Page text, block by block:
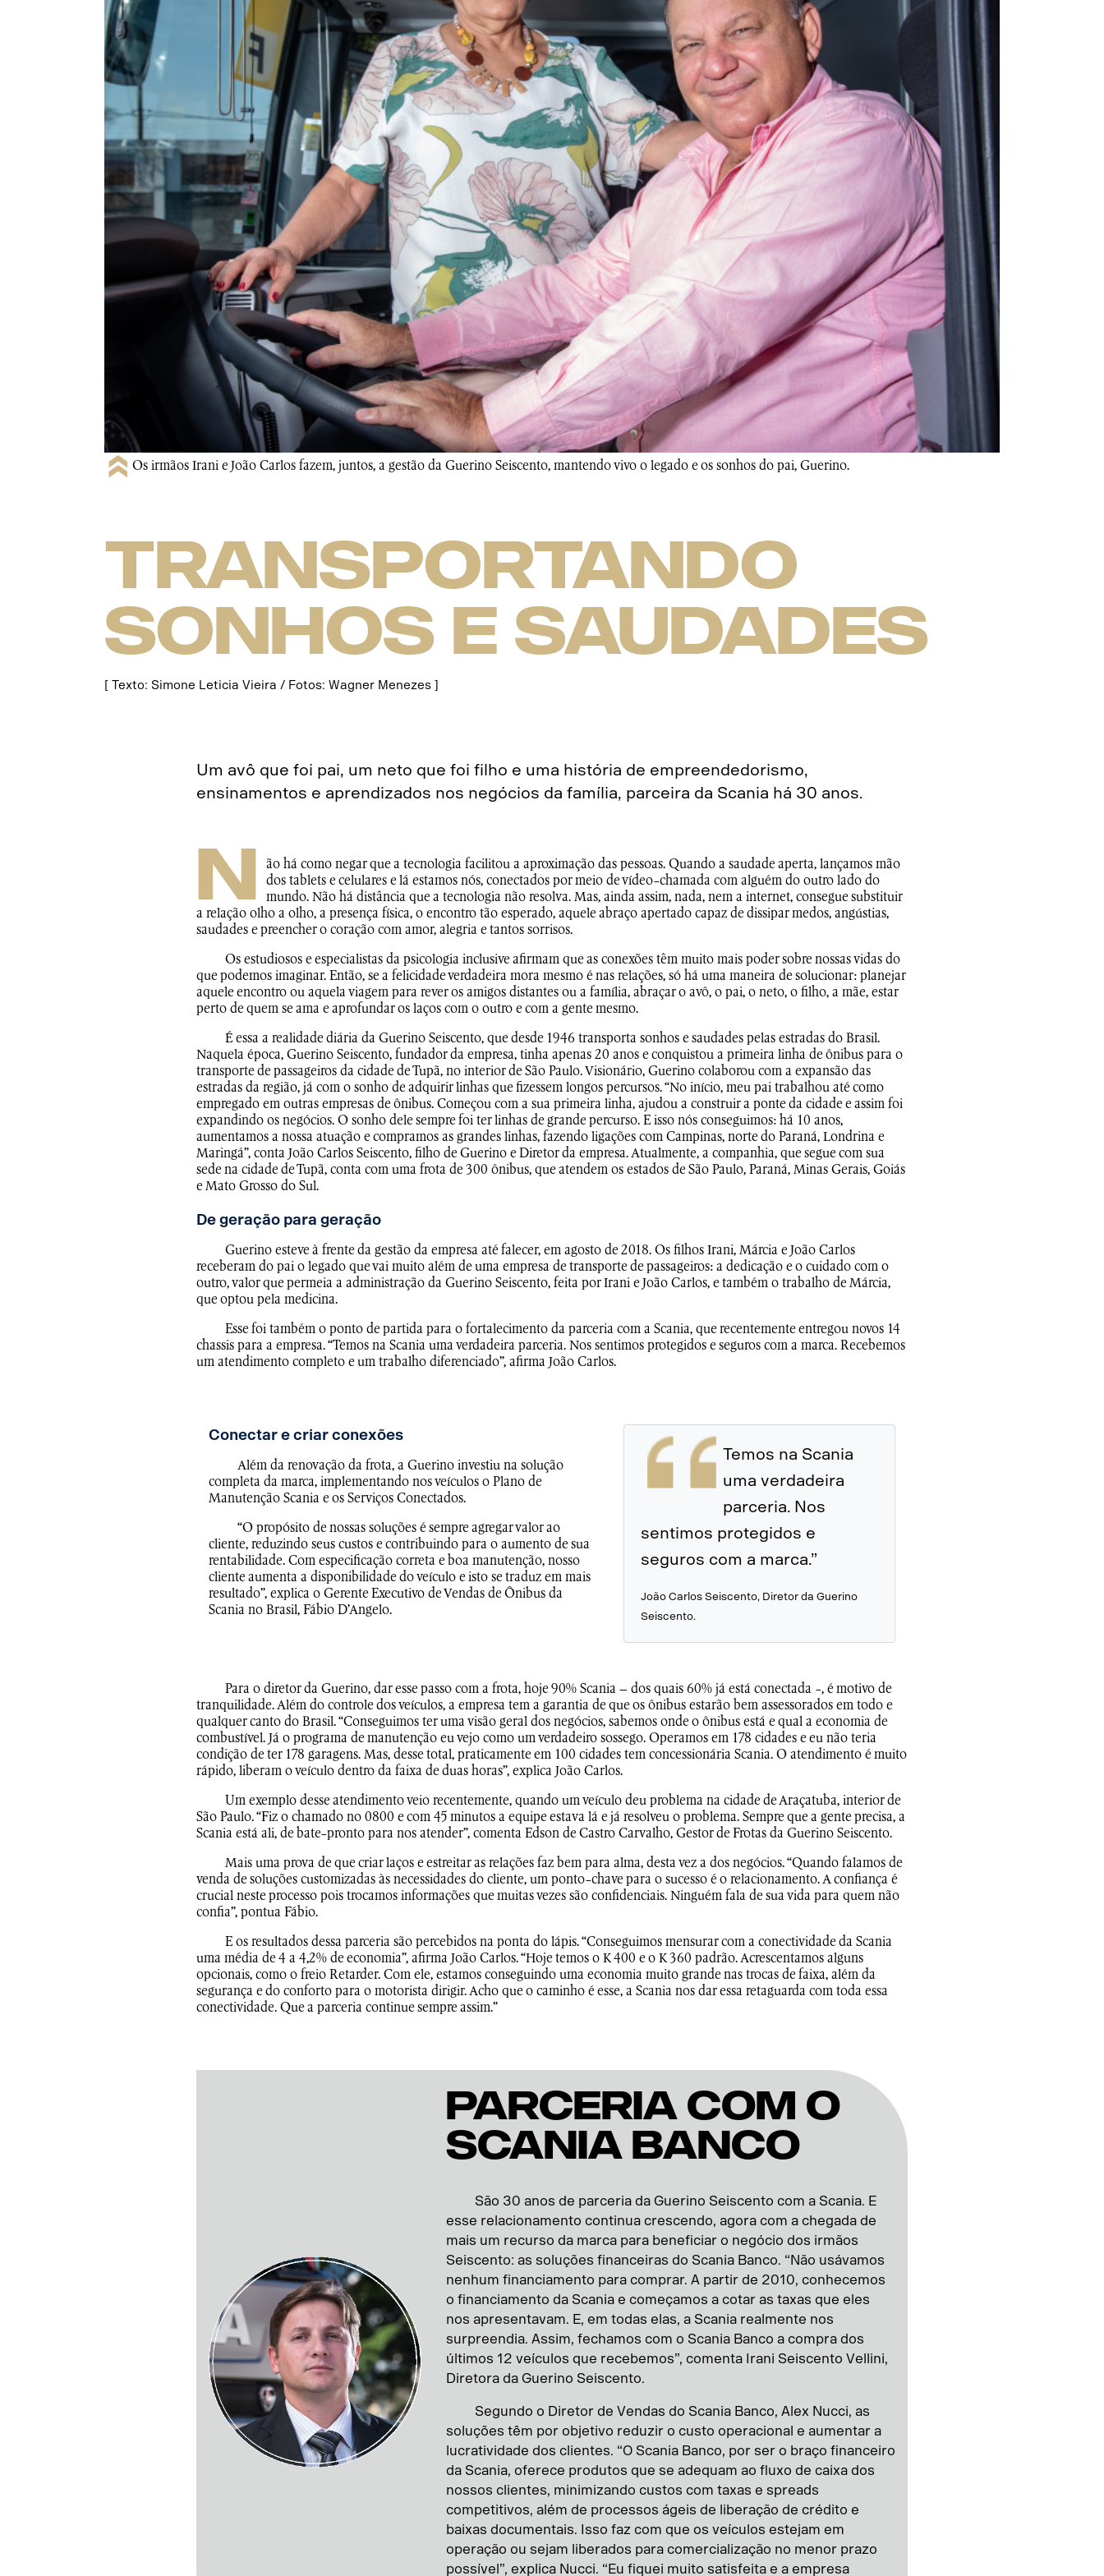
Os irmãos Irani e João Carlos fazem, juntos, a gestão da Guerino Seiscento, mantendo vivo o legado e os sonhos do pai, Guerino.
Transportando
sonhos e saudades
[ Texto: Simone Leticia Vieira / Fotos: Wagner Menezes ]
Um avô que foi pai, um neto que foi filho e uma história de empreendedorismo,
ensinamentos e aprendizados nos negócios da família, parceira da Scania há 30 anos.
N
ão há como negar que a tecnologia facilitou a aproximação das pessoas. Quando a saudade aperta, lançamos mão
dos tablets e celulares e lá estamos nós, conectados por meio de vídeo-chamada com alguém do outro lado do
mundo. Não há distância que a tecnologia não resolva. Mas, ainda assim, nada, nem a internet, consegue substituir
a relação olho a olho, a presença física, o encontro tão esperado, aquele abraço apertado capaz de dissipar medos, angústias,
saudades e preencher o coração com amor, alegria e tantos sorrisos.
Os estudiosos e especialistas da psicologia inclusive afirmam que as conexões têm muito mais poder sobre nossas vidas do
que podemos imaginar. Então, se a felicidade verdadeira mora mesmo é nas relações, só há uma maneira de solucionar: planejar
aquele encontro ou aquela viagem para rever os amigos distantes ou a família, abraçar o avô, o pai, o neto, o filho, a mãe, estar
perto de quem se ama e aprofundar os laços com o outro e com a gente mesmo.
É essa a realidade diária da Guerino Seiscento, que desde 1946 transporta sonhos e saudades pelas estradas do Brasil.
Naquela época, Guerino Seiscento, fundador da empresa, tinha apenas 20 anos e conquistou a primeira linha de ônibus para o
transporte de passageiros da cidade de Tupã, no interior de São Paulo. Visionário, Guerino colaborou com a expansão das
estradas da região, já com o sonho de adquirir linhas que fizessem longos percursos. “No início, meu pai trabalhou até como
empregado em outras empresas de ônibus. Começou com a sua primeira linha, ajudou a construir a ponte da cidade e assim foi
expandindo os negócios. O sonho dele sempre foi ter linhas de grande percurso. E isso nós conseguimos: há 10 anos,
aumentamos a nossa atuação e compramos as grandes linhas, fazendo ligações com Campinas, norte do Paraná, Londrina e
Maringá”, conta João Carlos Seiscento, filho de Guerino e Diretor da empresa. Atualmente, a companhia, que segue com sua
sede na cidade de Tupã, conta com uma frota de 300 ônibus, que atendem os estados de São Paulo, Paraná, Minas Gerais, Goiás
e Mato Grosso do Sul.
De geração para geração
Guerino esteve à frente da gestão da empresa até falecer, em agosto de 2018. Os filhos Irani, Márcia e João Carlos
receberam do pai o legado que vai muito além de uma empresa de transporte de passageiros: a dedicação e o cuidado com o
outro, valor que permeia a administração da Guerino Seiscento, feita por Irani e João Carlos, e também o trabalho de Márcia,
que optou pela medicina.
Esse foi também o ponto de partida para o fortalecimento da parceria com a Scania, que recentemente entregou novos 14
chassis para a empresa. “Temos na Scania uma verdadeira parceria. Nos sentimos protegidos e seguros com a marca. Recebemos
um atendimento completo e um trabalho diferenciado”, afirma João Carlos.
Conectar e criar conexões
Além da renovação da frota, a Guerino investiu na solução
completa da marca, implementando nos veículos o Plano de
Manutenção Scania e os Serviços Conectados.
“O propósito de nossas soluções é sempre agregar valor ao
cliente, reduzindo seus custos e contribuindo para o aumento de sua
rentabilidade. Com especificação correta e boa manutenção, nosso
cliente aumenta a disponibilidade do veículo e isto se traduz em mais
resultado”, explica o Gerente Executivo de Vendas de Ônibus da
Scania no Brasil, Fábio D’Angelo.
Temos na Scania
uma verdadeira
parceria. Nos
sentimos protegidos e
seguros com a marca.”
João Carlos Seiscento, Diretor da Guerino
Seiscento.
Para o diretor da Guerino, dar esse passo com a frota, hoje 90% Scania – dos quais 60% já está conectada -, é motivo de
tranquilidade. Além do controle dos veículos, a empresa tem a garantia de que os ônibus estarão bem assessorados em todo e
qualquer canto do Brasil. “Conseguimos ter uma visão geral dos negócios, sabemos onde o ônibus está e qual a economia de
combustível. Já o programa de manutenção eu vejo como um verdadeiro sossego. Operamos em 178 cidades e eu não teria
condição de ter 178 garagens. Mas, desse total, praticamente em 100 cidades tem concessionária Scania. O atendimento é muito
rápido, liberam o veículo dentro da faixa de duas horas”, explica João Carlos.
Um exemplo desse atendimento veio recentemente, quando um veículo deu problema na cidade de Araçatuba, interior de
São Paulo. “Fiz o chamado no 0800 e com 45 minutos a equipe estava lá e já resolveu o problema. Sempre que a gente precisa, a
Scania está ali, de bate-pronto para nos atender”, comenta Edson de Castro Carvalho, Gestor de Frotas da Guerino Seiscento.
Mais uma prova de que criar laços e estreitar as relações faz bem para alma, desta vez a dos negócios. “Quando falamos de
venda de soluções customizadas às necessidades do cliente, um ponto-chave para o sucesso é o relacionamento. A confiança é
crucial neste processo pois trocamos informações que muitas vezes são confidenciais. Ninguém fala de sua vida para quem não
confia”, pontua Fábio.
E os resultados dessa parceria são percebidos na ponta do lápis. “Conseguimos mensurar com a conectividade da Scania
uma média de 4 a 4,2% de economia”, afirma João Carlos. “Hoje temos o K 400 e o K 360 padrão. Acrescentamos alguns
opcionais, como o freio Retarder. Com ele, estamos conseguindo uma economia muito grande nas trocas de faixa, além da
segurança e do conforto para o motorista dirigir. Acho que o caminho é esse, a Scania nos dar essa retaguarda com toda essa
conectividade. Que a parceria continue sempre assim.”
Parceria com o
Scania Banco
São 30 anos de parceria da Guerino Seiscento com a Scania. E
esse relacionamento continua crescendo, agora com a chegada de
mais um recurso da marca para beneficiar o negócio dos irmãos
Seiscento: as soluções financeiras do Scania Banco. “Não usávamos
nenhum financiamento para comprar. A partir de 2010, conhecemos
o financiamento da Scania e começamos a cotar as taxas que eles
nos apresentavam. E, em todas elas, a Scania realmente nos
surpreendia. Assim, fechamos com o Scania Banco a compra dos
últimos 12 veículos que recebemos”, comenta Irani Seiscento Vellini,
Diretora da Guerino Seiscento.
Segundo o Diretor de Vendas do Scania Banco, Alex Nucci, as
soluções têm por objetivo reduzir o custo operacional e aumentar a
lucratividade dos clientes. “O Scania Banco, por ser o braço financeiro
da Scania, oferece produtos que se adequam ao fluxo de caixa dos
nossos clientes, minimizando custos com taxas e spreads
competitivos, além de processos ágeis de liberação de crédito e
baixas documentais. Isso faz com que os veículos estejam em
operação ou sejam liberados para comercialização no menor prazo
possível”, explica Nucci. “Eu fiquei muito satisfeita e a empresa